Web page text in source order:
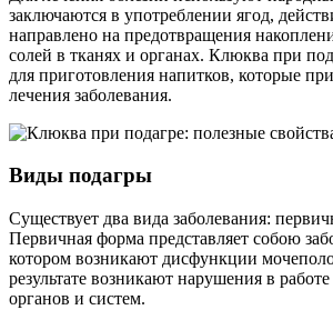
заключаются в употреблении ягод,
направлено на предотвращения
солей в тканях и органах. Клюква при
для приготовления напитков, которые
лечения заболевания.
Виды подагры
Существует два вида заболевания:
Первичная форма представляет собою
котором возникают дисфункции
результате возникают нарушения в
органов и систем.